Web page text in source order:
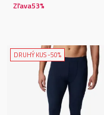
Zľava53%
DRUHÝ KUS -50%